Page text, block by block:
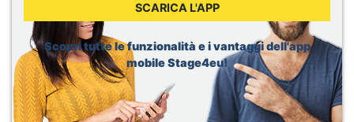
Geneva, Svizzera
Dior, Merchandising Intern
Sede: Brussels, Belgio
SCARICA L'APP
Scopri tutte le funzionalità e i vantaggi dell'app
mobile Stage4eu!